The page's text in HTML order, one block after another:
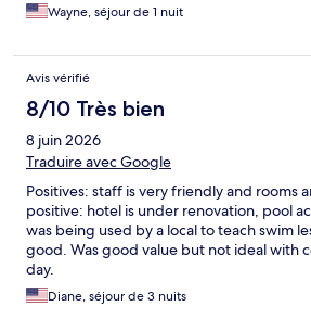
Wayne, séjour de 1 nuit
Avis vérifié
8/10 Très bien
8 juin 2026
Traduire avec Google
Positives: staff is very friendly and rooms
positive: hotel is under renovation, pool
was being used by a local to teach swim
good. Was good value but not ideal with
day.
Diane, séjour de 3 nuits